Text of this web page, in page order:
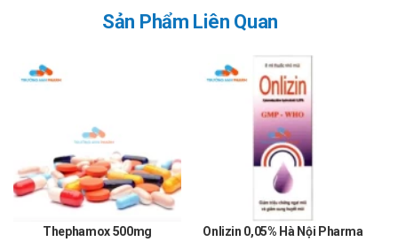
Người lái xe: Thận trọng khi sử dụng cho đối tượng lái xe
và vận hành máy móc nặng, do có thể gây ra cảm giác
Người già: Cần tham khảo ý kiến của bác sĩ khi sử dụng
Một số đối tượng khác: Lưu ý khi sử dụng cho người mẫn
cảm với các thành phần của sản phẩm
Tác dụng không mong muốn có thể gặp
phải khi dùng Forair 125 inhaler Cadila
Sản Phẩm Liên Quan
Thephamox 500mg
Onlizin 0,05% Hà Nội Pharma